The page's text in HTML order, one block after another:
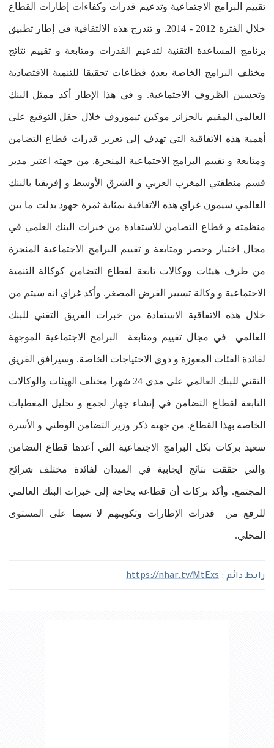
تقييم البرامج الاجتماعية وتدعيم قدرات وكفاءات إطارات القطاع
خلال الفترة 2012 - 2014. و تندرج هذه الالتفافية في إطار تطبيق
برنامج المساعدة التقنية لتدعيم القدرات ومتابعة و تقييم نتائج
مختلف البرامج الخاصة بعدة قطاعات تحقيقا للتنمية الاقتصادية
وتحسين الظروف الاجتماعية. و في هذا الإطار أكد ممثل البنك
العالمي المقيم بالجزائر موكين تيموروف خلال حفل التوقيع على
أهمية هذه الاتفاقية التي تهدف إلى تعزيز قدرات قطاع التضامن
ومتابعة و تقييم البرامج الاجتماعية المنجزة. من جهته اعتبر مدير
قسم منطقتي المغرب العربي و الشرق الأوسط و إفريقيا بالبنك
العالمي سيمون غراي هذه الاتفاقية بمثابة ثمرة جهود بذلت ما بين
منظمته و قطاع التضامن للاستفادة من خبرات البنك العلمي في
مجال اختيار وحصر ومتابعة و تقييم البرامج الاجتماعية المنجزة
من طرف هيئات ووكالات تابعة لقطاع التضامن كوكالة التنمية
الاجتماعية و وكالة تسيير القرض المصغر. وأكد غراي انه سيتم من
خلال هذه الاتفاقية الاستفادة من خبرات الفريق التقني للبنك
العالمي في مجال تقييم ومتابعة البرامج الاجتماعية الموجهة
لفائدة الفئات المعوزة و ذوي الاحتياجات الخاصة. وسيرافق الفريق
التقني للبنك العالمي على مدى 24 شهرا مختلف الهيئات والوكالات
التابعة لقطاع التضامن في إنشاء جهاز لجمع و تحليل المعطيات
الخاصة بهذا القطاع. من جهته ذكر وزير التضامن الوطني و الأسرة
سعيد بركات بكل البرامج الاجتماعية التي أعدها قطاع التضامن
والتي حققت نتائج ايجابية في الميدان لفائدة مختلف شرائح
المجتمع. وأكد بركات أن قطاعه بحاجة إلى خبرات البنك العالمي
للرفع من قدرات الإطارات وتكوينهم لا سيما على المستوى
المحلي.
رابط دائم : https://nhar.tv/MtExs